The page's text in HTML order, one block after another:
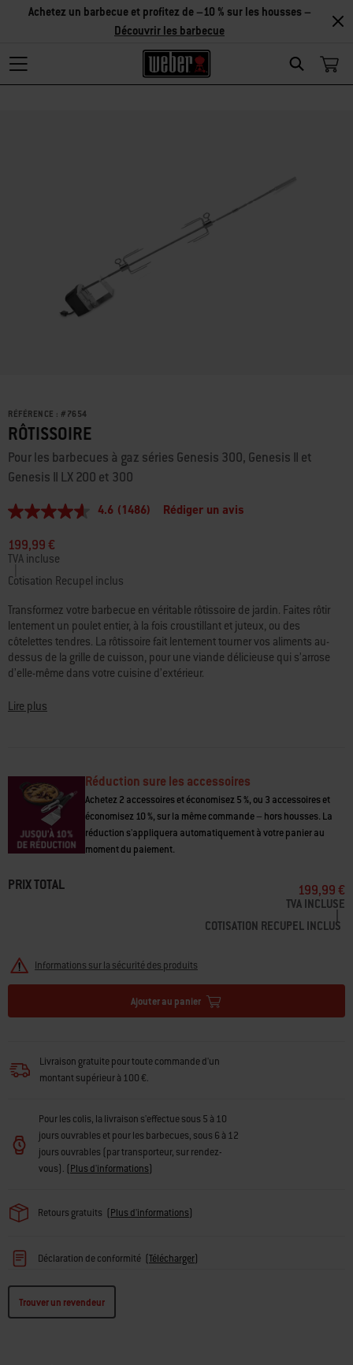
Search
Achetez un barbecue et profitez de –10 % sur les housses –
Découvrir les barbecue
RÉFÉRENCE : # 7654
RÔTISSOIRE
Pour les barbecues à gaz séries Genesis 300, Genesis II et
Genesis II LX 200 et 300
4.6
sur
5,
valeur
de
note
moyenne.
Read
1486
Reviews.
Lien
sur
même
4.6 (1486) Rédiger un avis
199,99 €
TVA incluse
Cotisation Recupel inclus
Transformez votre barbecue en véritable rôtissoire de jardin. Faites rôtir
lentement un poulet entier, à la fois croustillant et juteux, ou des
côtelettes tendres. La rôtissoire fait lentement tourner vos aliments au-
dessus de la grille de cuisson, pour une viande délicieuse qui s’arrose
d’elle-même dans votre cuisine d’extérieur.
Lire plus
Réduction sure les accessoires
Achetez 2 accessoires et économisez 5 %, ou 3 accessoires et
économisez 10 %, sur la même commande – hors housses. La
réduction s'appliquera automatiquement à votre panier au
moment du paiement.
PRIX TOTAL 199,99 €
TVA INCLUSE
COTISATION RECUPEL INCLUS
Informations sur la sécurité des produits
Ajouter au panier
Livraison gratuite pour toute commande d'un
montant supérieur à 100 €.
Pour les colis, la livraison s'effectue sous 5 à 10
jours ouvrables et pour les barbecues, sous 6 à 12
jours ouvrables (par transporteur, sur rendez-
vous). (Plus d'informations)
Retours gratuits (Plus d'informations)
Déclaration de conformité (Télécharger)
Trouver un revendeur